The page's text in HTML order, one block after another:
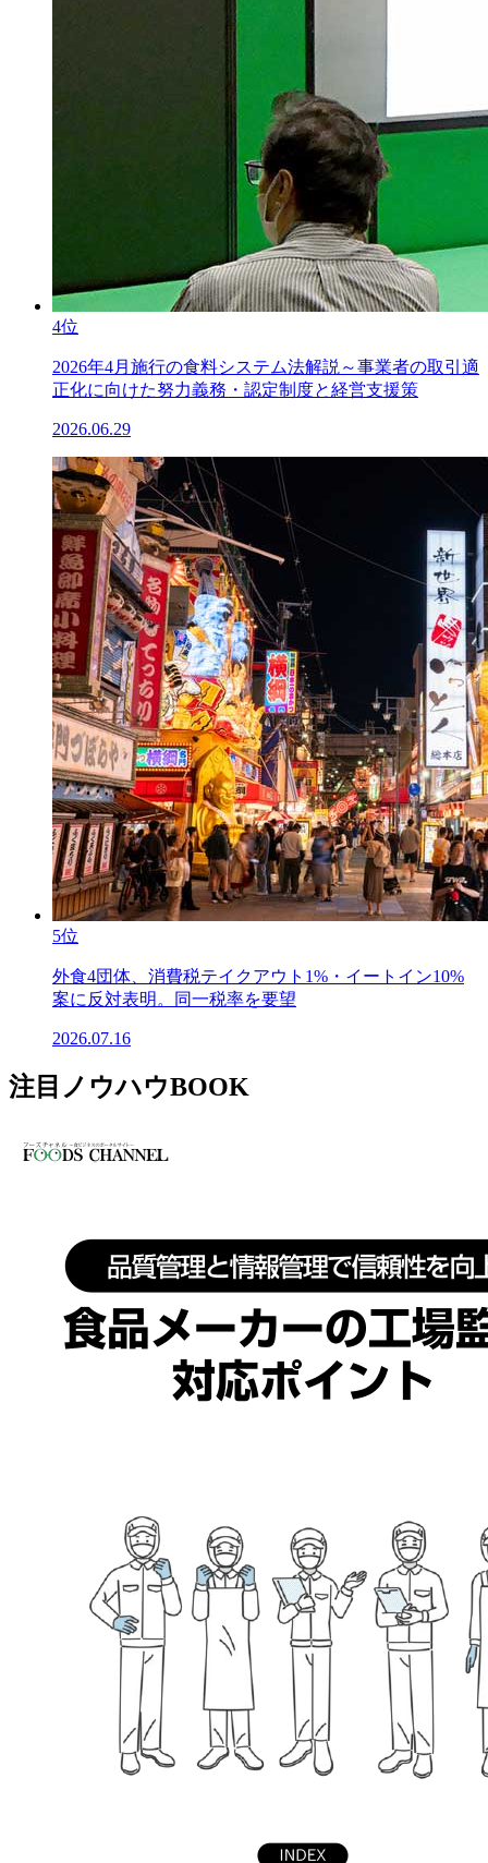
4位
2026年4月施行の食料システム法解説～事業者の取引適
正化に向けた努力義務・認定制度と経営支援策
2026.06.29
5位
外食4団体、消費税テイクアウト1%・イートイン10%
案に反対表明。同一税率を要望
2026.07.16
注目ノウハウBOOK